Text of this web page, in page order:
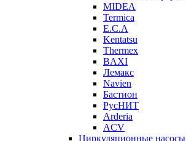
MIDEA
Termica
E.C.A
Kentatsu
Thermex
BAXI
Лемакс
Navien
Бастион
РусНИТ
Arderia
ACV
Циркуляционные насосы